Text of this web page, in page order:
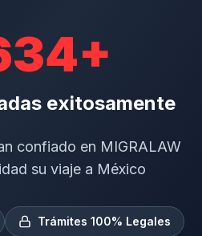
+
exitosamente
confiado en MIGRALAW
su viaje a México
Trámites 100% Legales